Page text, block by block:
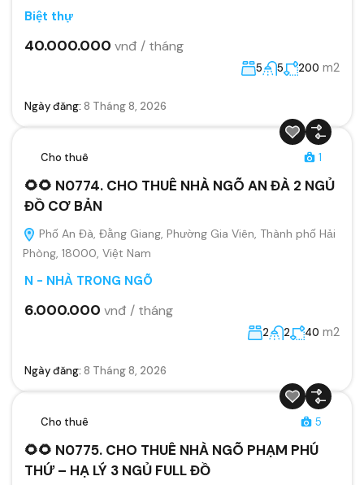
Biệt thự
40.000.000 vnđ / tháng
5 5 200 m2
Ngày đăng: 8 Tháng 8, 2026
Cho thuê 1
🌻🌻 N0774. CHO THUÊ NHÀ NGÕ AN ĐÀ 2 NGỦ
ĐỒ CƠ BẢN
Phố An Đà, Đằng Giang, Phường Gia Viên, Thành phố Hải
Phòng, 18000, Việt Nam
N - NHÀ TRONG NGÕ
6.000.000 vnđ / tháng
2 2 40 m2
Ngày đăng: 8 Tháng 8, 2026
Cho thuê 5
🌻🌻 N0775. CHO THUÊ NHÀ NGÕ PHẠM PHÚ
THỨ – HẠ LÝ 3 NGỦ FULL ĐỒ